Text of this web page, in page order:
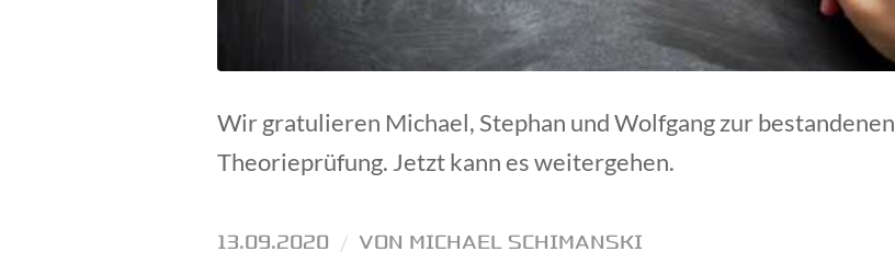
Wir gratulieren Michael, Stephan und Wolfgang zur bestandenen
Theorieprüfung. Jetzt kann es weitergehen.
13.09.2020 / VON MICHAEL SCHIMANSKI